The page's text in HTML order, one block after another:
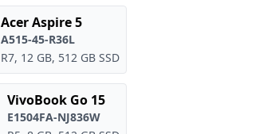
Acer Aspire 5
A515-45-R36L
R7, 12 GB, 512 GB SSD
VivoBook Go 15
E1504FA-NJ836W